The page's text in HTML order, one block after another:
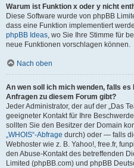
Warum ist Funktion x oder y nicht
Diese Software wurde von phpBB
dass eine Funktion implementiert
phpBB Ideas, wo Sie Ihre Stimme für
neue Funktionen vorschlagen können.
Nach oben
An wen soll ich mich wenden, falls
Anfragen zu diesem Forum gibt?
Jeder Administrator, der auf der „Das
geeigneter Kontakt für Ihre
sollten Sie den Besitzer der Domain
„WHOIS“-Abfrage durch) oder — falls
Webhoster wie z. B. Yahoo!, free.fr,
den Abuse-Kontakt des betreffenden
Limited (phpBB.com) und phpBB